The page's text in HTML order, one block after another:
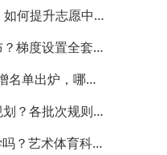
无政保家庭参与北京小升初，如何提升志愿中签概率？
北京小升初志愿怎么合理排布？梯度设置全套策略与填报避坑指南
2026 北京小升初对口直升新增名单出炉，哪些小学可以直升优质初中？
北京小升初多批次志愿如何规划？各批次规则与填报实操指南
北京小升初特长还能助力升学吗？艺术体育科技特长机会与误区全面解析